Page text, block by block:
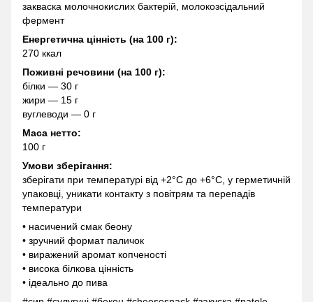
закваска молочнокислих бактерій, молокозсідальний
фермент
Енергетична цінність (на 100 г):
270 ккал
Поживні речовини (на 100 г):
білки — 30 г
жири — 15 г
вуглеводи — 0 г
Маса нетто:
100 г
Умови зберігання:
зберігати при температурі від +2°C до +6°C, у герметичній
упаковці, уникати контакту з повітрям та перепадів
температури
• насичений смак беону
• зручний формат паличок
• виражений аромат копченості
• висока білкова цінність
• ідеально до пива